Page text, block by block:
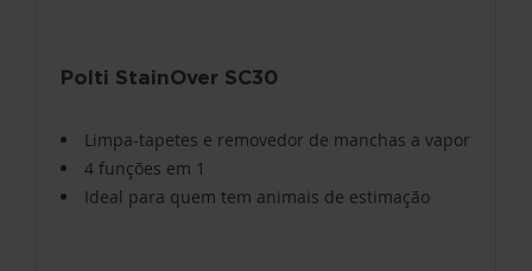
Polti StainOver SC30
Limpa-tapetes e removedor de manchas a vapor
4 funções em 1
Ideal para quem tem animais de estimação